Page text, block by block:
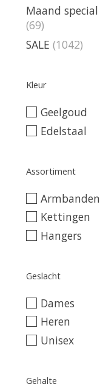
Maand
(69)
SALE (1042)
Kleur
Geelgoud
Edelstaal
Assortiment
Armbanden
Kettingen
Hangers
Geslacht
Dames
Heren
Unisex
Gehalte